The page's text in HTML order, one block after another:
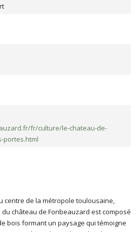
fr/culture/le-chateau-de-
portes.html
centre de la métropole toulousaine,
château de Fonbeauzard est composé
bois formant un paysage qui témoigne